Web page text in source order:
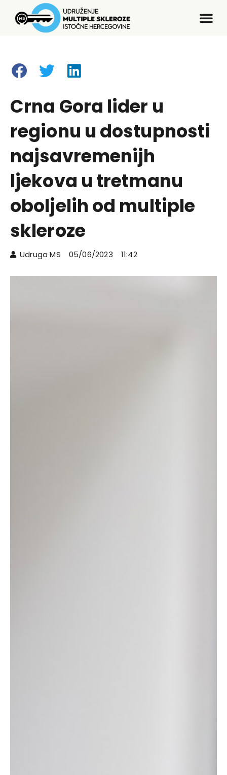
Crna Gora lider u
regionu u dostupnosti
najsavremenijh
ljekova u tretmanu
oboljelih od multiple
skleroze
Udruga MS 05/06/2023 11:42